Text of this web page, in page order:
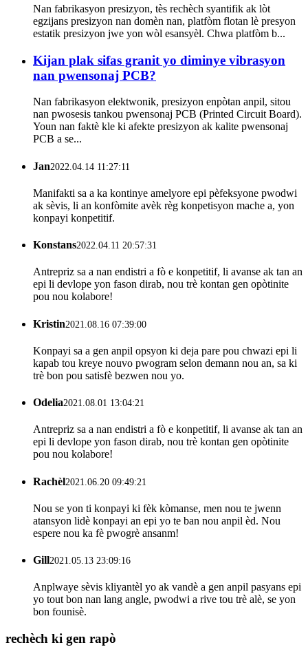
Nan fabrikasyon presizyon, tès rechèch syantifik ak lòt
egzijans presizyon nan domèn nan, platfòm flotan lè presyon
estatik presizyon jwe yon wòl esansyèl. Chwa platfòm b...
Kijan plak sifas granit yo diminye vibrasyon
nan pwensonaj PCB?
Nan fabrikasyon elektwonik, presizyon enpòtan anpil, sitou
nan pwosesis tankou pwensonaj PCB (Printed Circuit Board).
Youn nan faktè kle ki afekte presizyon ak kalite pwensonaj
PCB a se...
Jan2022.04.14 11:27:11
Manifakti sa a ka kontinye amelyore epi pèfeksyone pwodwi
ak sèvis, li an konfòmite avèk règ konpetisyon mache a, yon
konpayi konpetitif.
Konstans2022.04.11 20:57:31
Antrepriz sa a nan endistri a fò e konpetitif, li avanse ak tan an
epi li devlope yon fason dirab, nou trè kontan gen opòtinite
pou nou kolabore!
Kristin2021.08.16 07:39:00
Konpayi sa a gen anpil opsyon ki deja pare pou chwazi epi li
kapab tou kreye nouvo pwogram selon demann nou an, sa ki
trè bon pou satisfè bezwen nou yo.
Odelia2021.08.01 13:04:21
Antrepriz sa a nan endistri a fò e konpetitif, li avanse ak tan an
epi li devlope yon fason dirab, nou trè kontan gen opòtinite
pou nou kolabore!
Rachèl2021.06.20 09:49:21
Nou se yon ti konpayi ki fèk kòmanse, men nou te jwenn
atansyon lidè konpayi an epi yo te ban nou anpil èd. Nou
espere nou ka fè pwogrè ansanm!
Gill2021.05.13 23:09:16
Anplwaye sèvis kliyantèl yo ak vandè a gen anpil pasyans epi
yo tout bon nan lang angle, pwodwi a rive tou trè alè, se yon
bon founisè.
rechèch ki gen rapò